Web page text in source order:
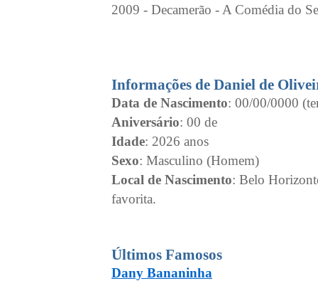
2009 - Decamerão - A Comédia do
Informações de Daniel de
Data de Nascimento: 00/00/0000
Aniversário: 00 de
Idade: 2026 anos
Sexo: Masculino (Homem)
Local de Nascimento: Belo
favorita.
Últimos Famosos
Dany Bananinha